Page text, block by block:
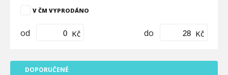
V ČM VYPRODÁNO
od Kč do Kč
DOPORUČENÉ